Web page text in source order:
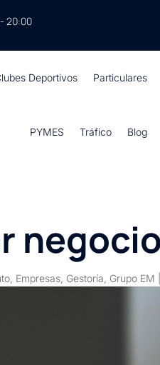
20:00
Deportivos Particulares
PYMES Tráfico Blog
Empresas Gestoría Grupo EM